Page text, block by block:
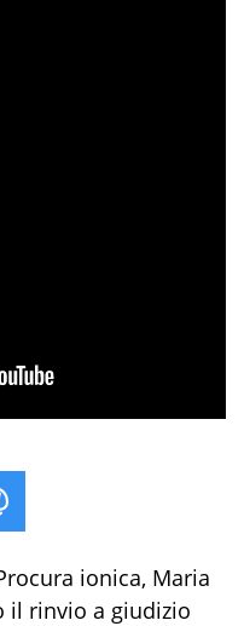
ionica, Maria
il rinvio a giudizio